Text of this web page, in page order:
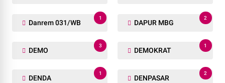
Danrem 031/WB
1
DAPUR MBG
2
DEMO
3
DEMOKRAT
1
DENDA
1
DENPASAR
2